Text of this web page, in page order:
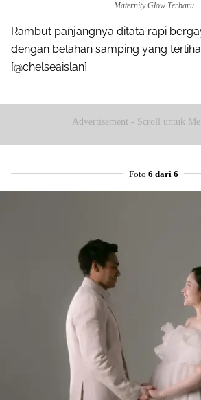
Maternity Glow Terbaru
Rambut panjangnya ditata rapi
dengan belahan samping yang
[@chelseaislan]
Advertisement - Scroll untuk
Foto 6 dari 6